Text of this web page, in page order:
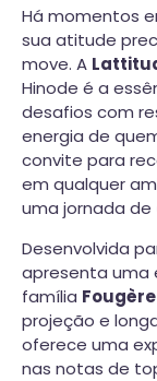
Há momentos
sua atitude
move. A
Hinode é a
desafios com
energia de
convite para
em qualquer
uma jornada de
Desenvolvida
apresenta uma
família
projeção e
oferece uma
nas notas de